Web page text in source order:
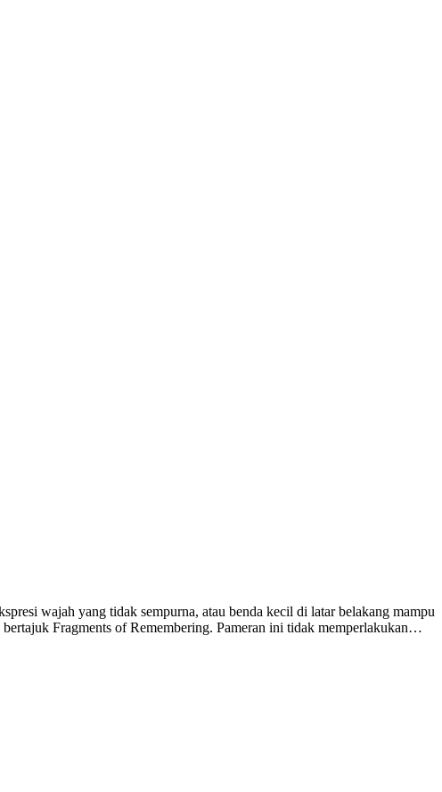
wajah yang tidak sempurna, atau benda kecil di latar belakang mampu
Fragments of Remembering. Pameran ini tidak memperlakukan…